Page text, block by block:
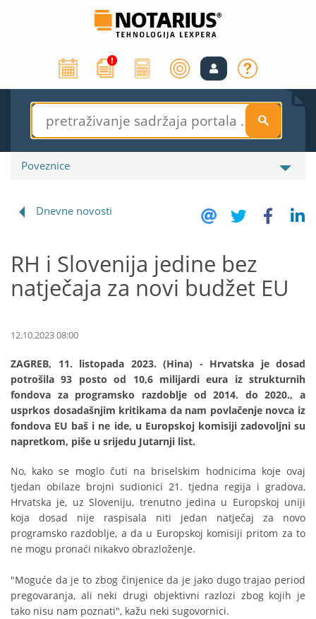
S
Poveznice
Dnevne novosti
RH i Slovenija jedine bez
natječaja za novi budžet EU
12.10.2023 08:00
ZAGREB, 11. listopada 2023. (Hina) - Hrvatska je dosad
potrošila 93 posto od 10,6 milijardi eura iz strukturnih
fondova za programsko razdoblje od 2014. do 2020., a
usprkos dosadašnjim kritikama da nam povlačenje novca iz
fondova EU baš i ne ide, u Europskoj komisiji zadovoljni su
napretkom, piše u srijedu Jutarnji list.
No, kako se moglo čuti na briselskim hodnicima koje ovaj
tjedan obilaze brojni sudionici 21. tjedna regija i gradova,
Hrvatska je, uz Sloveniju, trenutno jedina u Europskoj uniji
koja dosad nije raspisala niti jedan natječaj za novo
programsko razdoblje, a da u Europskoj komisiji pritom za to
ne mogu pronaći nikakvo obrazloženje.
"Moguće da je to zbog činjenice da je jako dugo trajao period
pregovaranja, ali neki drugi objektivni razlozi zbog kojih je
tako nisu nam poznati", kažu neki sugovornici.